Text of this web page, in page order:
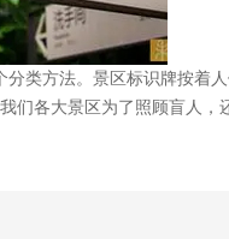
类方法。景区标识牌按着
们各大景区为了照顾盲人，